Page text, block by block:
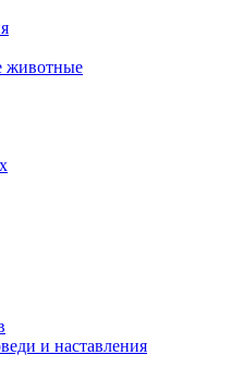
животные
и наставления